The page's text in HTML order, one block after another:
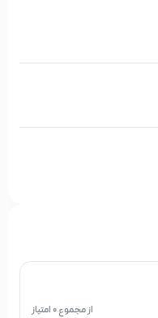
از مجموع 0 امتیاز